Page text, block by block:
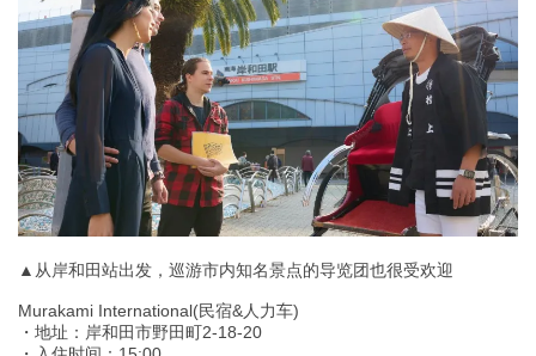
▲从岸和田站出发，巡游市内知名景点的导览团也很受欢迎
Murakami International(民宿&人力车)
・地址：岸和田市野田町2-18-20